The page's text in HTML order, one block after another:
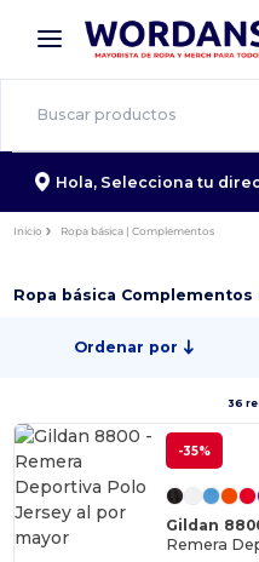
× App de Wordans
¡Mejores precios en
Hola, Selecciona tu
Inicio Ropa básica | Complementos
Ropa básica Complementos
Ordenar por
36
-35%
Gildan
Remera